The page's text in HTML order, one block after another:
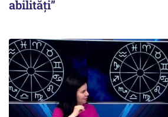
abilități”